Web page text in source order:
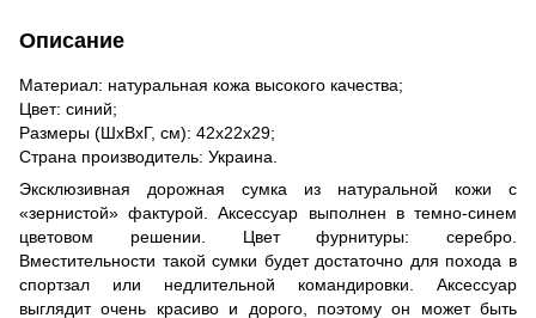
Описание
Материал: натуральная кожа высокого качества;
Цвет: синий;
Размеры (ШхВхГ, см): 42х22х29;
Страна производитель: Украина.
Эксклюзивная дорожная сумка из натуральной кожи с
«зернистой» фактурой. Аксессуар выполнен в темно-синем
цветовом решении. Цвет фурнитуры: серебро.
Вместительности такой сумки будет достаточно для похода в
спортзал или недлительной командировки. Аксессуар
выглядит очень красиво и дорого, поэтому он может быть